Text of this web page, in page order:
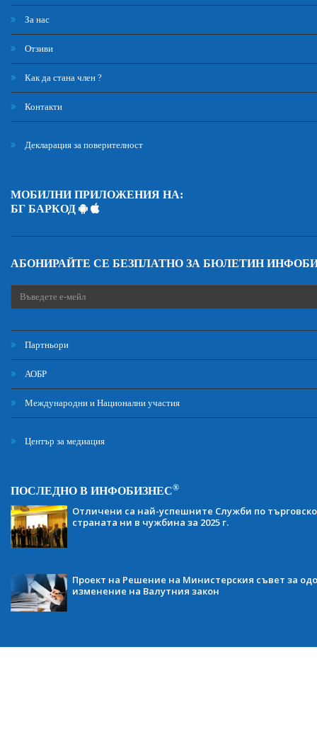
За нас
Отзиви
Как да стана член ?
Контакти
Декларация за поверителност
МОБИЛНИ ПРИЛОЖЕНИЯ НА:
БГ БАРКОД
АБОНИРАЙТЕ СЕ БЕЗПЛАТНО ЗА БЮЛЕТИН
Партньори
АОБР
Международни и Национални участия
Център за медиация
ПОСЛЕДНО В ИНФОБИЗНЕС®
Отличени са най-успешните Служби по
страната ни в чужбина за 2025 г.
Проект на Решение на Министерския съвет за
изменение на Валутния закон